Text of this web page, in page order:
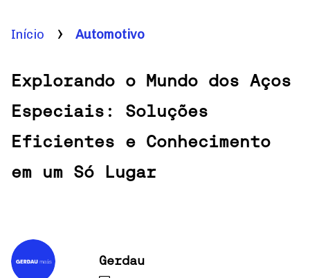
Início Automotivo
Explorando o Mundo dos Aços
Especiais: Soluções
Eficientes e Conhecimento
em um Só Lugar
Gerdau